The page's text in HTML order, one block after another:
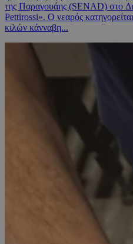
της Παραγουάης (SENAD) στο
Pettirossi». Ο νεαρός
κιλών κάνναβη...